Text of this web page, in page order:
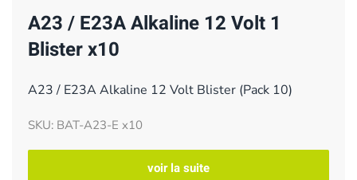
A23 / E23A Alkaline 12 Volt 1
Blister x10
A23 / E23A Alkaline 12 Volt Blister (Pack 10)
SKU: BAT-A23-E x10
voir la suite